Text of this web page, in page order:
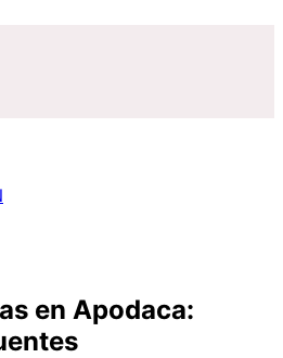
en Apodaca: